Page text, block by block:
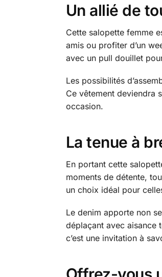
Un allié de
Cette salopette femme
amis ou profiter d’un
avec un pull douillet
Les possibilités
Ce vêtement deviendra
occasion.
La tenue à
En portant cette
moments de détente,
un choix idéal pour
Le denim apporte non
déplaçant avec aisance
c’est une invitation à